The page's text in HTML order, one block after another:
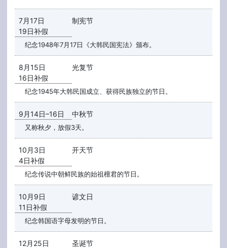
7月17日
19日补假
制宪节
纪念1948年7月17日《大韩民国宪法》颁布。
8月15日
16日补假
光复节
纪念1945年大韩民国成立、获得民族独立的节日。
9月14日–16日 中秋节
又称秋夕，放假3天。
10月3日
4日补假
开天节
纪念传说中朝鲜民族的始祖檀君的节日。
10月9日
11日补假
谚文日
纪念韩国语字母发明的节日。
12月25日
圣诞节